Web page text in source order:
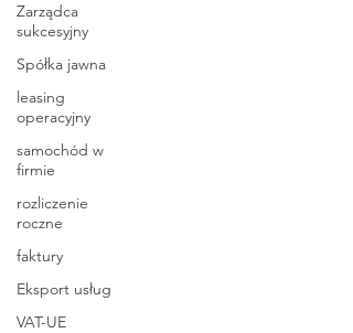
Zarządca
sukcesyjny
Spółka jawna
leasing
operacyjny
samochód w
firmie
rozliczenie
roczne
faktury
Eksport usług
VAT-UE